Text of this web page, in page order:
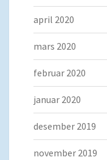
april 2020
mars 2020
februar 2020
januar 2020
desember 2019
november 2019